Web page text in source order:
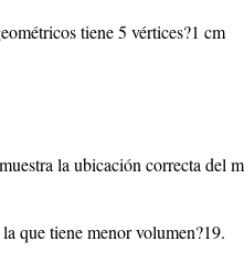
tiene 5 vértices?1 cm
la ubicación correcta
que tiene menor volumen?19.